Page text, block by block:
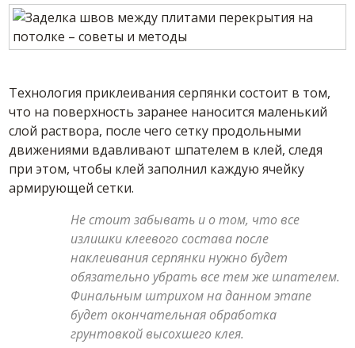
Технология приклеивания серпянки состоит в том,
что на поверхность заранее наносится маленький
слой раствора, после чего сетку продольными
движениями вдавливают шпателем в клей, следя
при этом, чтобы клей заполнил каждую ячейку
армирующей сетки.
Не стоит забывать и о том, что все
излишки клеевого состава после
наклеивания серпянки нужно будет
обязательно убрать все тем же шпателем.
Финальным штрихом на данном этапе
будет окончательная обработка
грунтовкой высохшего клея.